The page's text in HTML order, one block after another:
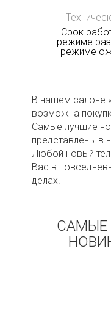
Срок
режиме
режиме
В нашем салоне
возможна
Самые лучшие
представлены в
Любой новый
Вас в
делах.
САМЫЕ